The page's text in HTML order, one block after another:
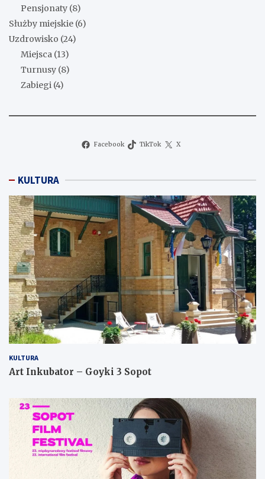
Pensjonaty (8)
Służby miejskie (6)
Uzdrowisko (24)
Miejsca (13)
Turnusy (8)
Zabiegi (4)
Facebook TikTok X
KULTURA
KULTURA
Art Inkubator – Goyki 3 Sopot